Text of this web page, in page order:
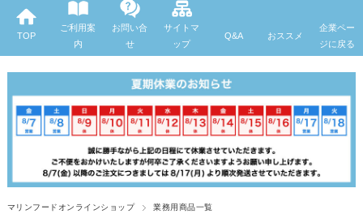
TOP
ご利用案
内
お問い合
せ
サイトマ
ップ
Q&A おススメ
企業ペー
ジに戻る
マリンフードオンラインショップ 業務用商品一覧